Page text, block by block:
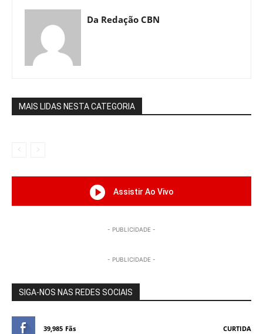
Da Redação CBN
MAIS LIDAS NESTA CATEGORIA
Assistir Ao Vivo
- PUBLICIDADE -
- PUBLICIDADE -
SIGA-NOS NAS REDES SOCIAIS
39,985 Fãs CURTIDA